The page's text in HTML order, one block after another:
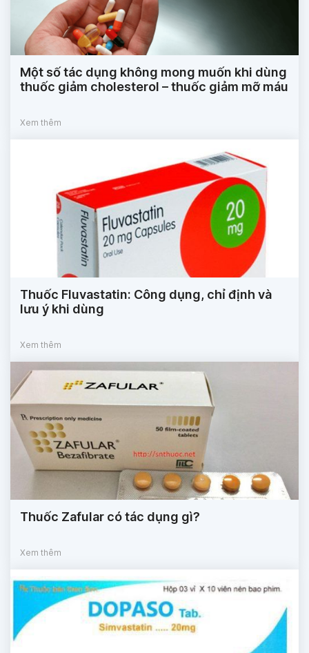
Một số tác dụng không mong muốn khi dùng
thuốc giảm cholesterol – thuốc giảm mỡ máu
Xem thêm
Thuốc Fluvastatin: Công dụng, chỉ định và
lưu ý khi dùng
Xem thêm
Thuốc Zafular có tác dụng gì?
Xem thêm